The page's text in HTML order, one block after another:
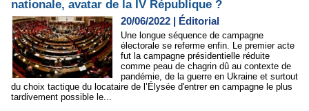
nationale, avatar de la IV République ?
20/06/2022 | Éditorial
Une longue séquence de campagne
électorale se referme enfin. Le premier acte
fut la campagne présidentielle réduite
comme peau de chagrin dû au contexte de
pandémie, de la guerre en Ukraine et surtout
du choix tactique du locataire de l’Élysée d'entrer en campagne le plus
tardivement possible le...